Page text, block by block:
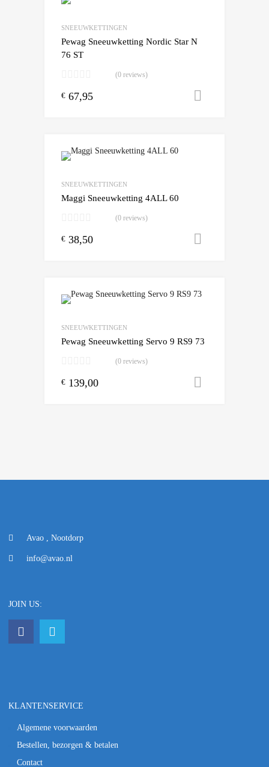
SNEEUWKETTINGEN
Pewag Sneeuwketting Nordic Star N
76 ST
(0 reviews)
€ 67,95
SNEEUWKETTINGEN
Maggi Sneeuwketting 4ALL 60
(0 reviews)
€ 38,50
SNEEUWKETTINGEN
Pewag Sneeuwketting Servo 9 RS9 73
(0 reviews)
€ 139,00
Avao , Nootdorp
info@avao.nl
JOIN US:
KLANTENSERVICE
Algemene voorwaarden
Bestellen, bezorgen & betalen
Contact